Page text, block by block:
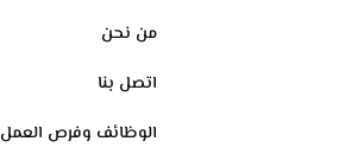
من نحن
اتصل بنا
الوظائف وفرص العمل